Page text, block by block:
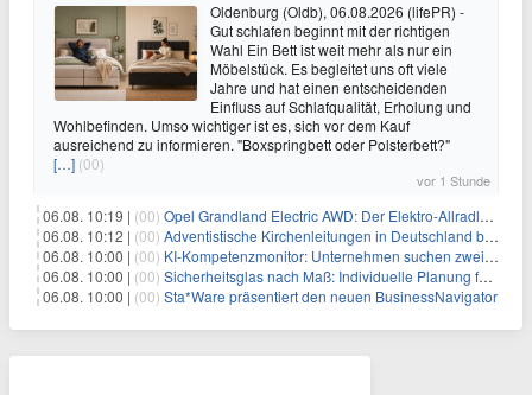
Oldenburg (Oldb), 06.08.2026 (lifePR) -
Gut schlafen beginnt mit der richtigen
Wahl Ein Bett ist weit mehr als nur ein
Möbelstück. Es begleitet uns oft viele
Jahre und hat einen entscheidenden
Einfluss auf Schlafqualität, Erholung und
Wohlbefinden. Umso wichtiger ist es, sich vor dem Kauf
ausreichend zu informieren. "Boxspringbett oder Polsterbett?"
[…] (00)
vor 1 Stunde
06.08. 10:19 | (00) Opel Grandland Electric AWD: Der Elektro-Allradler als zugkräftiges Wohnwagen-Gespann
06.08. 10:12 | (00) Adventistische Kirchenleitungen in Deutschland bekräftigen ihre „Stellungnahme zur gesellschaftlichen Situation“
06.08. 10:00 | (00) KI-Kompetenzmonitor: Unternehmen suchen zwei Drittel mehr KI-Experten
06.08. 10:00 | (00) Sicherheitsglas nach Maß: Individuelle Planung für anspruchsvolle Sicherheitsanforderungen
06.08. 10:00 | (00) Sta*Ware präsentiert den neuen BusinessNavigator